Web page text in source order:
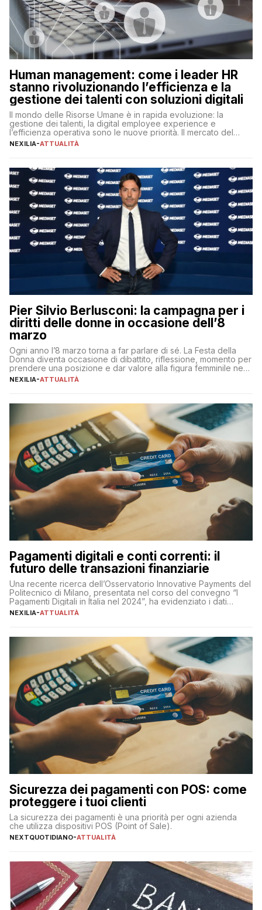
Human management: come i leader HR
stanno rivoluzionando l’efficienza e la
gestione dei talenti con soluzioni digitali
Il mondo delle Risorse Umane è in rapida evoluzione: la
gestione dei talenti, la digital employee experience e
l’efficienza operativa sono le nuove priorità. Il mercato del
lavoro, d’altra parte, è sempre più competitivo con una lotta
NEXILIA-ATTUALITÀ
Pier Silvio Berlusconi: la campagna per i
diritti delle donne in occasione dell’8
marzo
Ogni anno l’8 marzo torna a far parlare di sé. La Festa della
Donna diventa occasione di dibattito, riflessione, momento per
prendere una posizione e dar valore alla figura femminile nella
sua complessità e crucialità. A lanciare un messaggio “forte e
NEXILIA-ATTUALITÀ
Pagamenti digitali e conti correnti: il
futuro delle transazioni finanziarie
Una recente ricerca dell’Osservatorio Innovative Payments del
Politecnico di Milano, presentata nel corso del convegno “I
Pagamenti Digitali in Italia nel 2024”, ha evidenziato i dati
definitivi del primo semestre 2024 relativamente alle
NEXILIA-ATTUALITÀ
Sicurezza dei pagamenti con POS: come
proteggere i tuoi clienti
La sicurezza dei pagamenti è una priorità per ogni azienda
che utilizza dispositivi POS (Point of Sale).
NEXTQUOTIDIANO-ATTUALITÀ